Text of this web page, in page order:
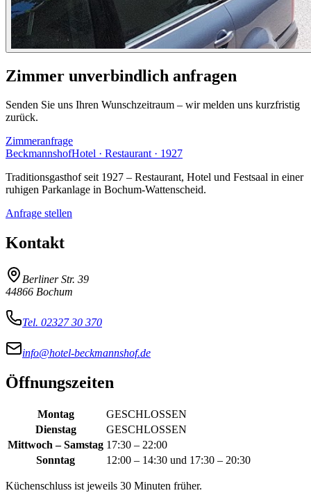
Zimmer unverbindlich anfragen
Senden Sie uns Ihren Wunschzeitraum – wir melden uns kurzfristig
zurück.
Zimmeranfrage
BeckmannshofHotel · Restaurant · 1927
Traditionsgasthof seit 1927 – Restaurant, Hotel und Festsaal in einer
ruhigen Parkanlage in Bochum-Wattenscheid.
Anfrage stellen
Kontakt
Berliner Str. 39
44866 Bochum
Tel. 02327 30 370
info@hotel-beckmannshof.de
Öffnungszeiten
Montag
GESCHLOSSEN
Dienstag
GESCHLOSSEN
Mittwoch – Samstag 17:30 – 22:00
Sonntag
12:00 – 14:30 und 17:30 – 20:30
Küchenschluss ist jeweils 30 Minuten früher.